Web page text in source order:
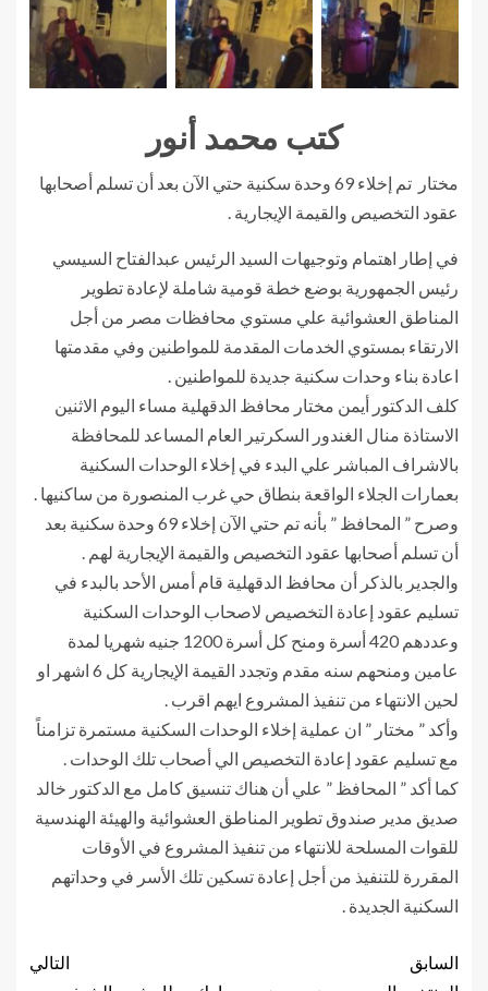
كتب محمد أنور
مختار تم إخلاء 69 وحدة سكنية حتي الآن بعد أن تسلم أصحابها
عقود التخصيص والقيمة الإيجارية .
في إطار اهتمام وتوجيهات السيد الرئيس عبدالفتاح السيسي
رئيس الجمهورية بوضع خطة قومية شاملة لإعادة تطوير
المناطق العشوائية علي مستوي محافظات مصر من أجل
الارتقاء بمستوي الخدمات المقدمة للمواطنين وفي مقدمتها
اعادة بناء وحدات سكنية جديدة للمواطنين .
كلف الدكتور أيمن مختار محافظ الدقهلية مساء اليوم الاثنين
الاستاذة منال الغندور السكرتير العام المساعد للمحافظة
بالاشراف المباشر علي البدء في إخلاء الوحدات السكنية
بعمارات الجلاء الواقعة بنطاق حي غرب المنصورة من ساكنيها .
وصرح ” المحافظ ” بأنه تم حتي الآن إخلاء 69 وحدة سكنية بعد
أن تسلم أصحابها عقود التخصيص والقيمة الإيجارية لهم .
والجدير بالذكر أن محافظ الدقهلية قام أمس الأحد بالبدء في
تسليم عقود إعادة التخصيص لاصحاب الوحدات السكنية
وعددهم 420 أسرة ومنح كل أسرة 1200 جنيه شهريا لمدة
عامين ومنحهم سنه مقدم وتجدد القيمة الإيجارية كل 6 اشهر او
لحين الانتهاء من تنفيذ المشروع ايهم اقرب .
وأكد ” مختار ” ان عملية إخلاء الوحدات السكنية مستمرة تزامناً
مع تسليم عقود إعادة التخصيص الي أصحاب تلك الوحدات .
كما أكد ” المحافظ ” علي أن هناك تنسيق كامل مع الدكتور خالد
صديق مدير صندوق تطوير المناطق العشوائية والهيئة الهندسية
للقوات المسلحة للانتهاء من تنفيذ المشروع في الأوقات
المقررة للتنفيذ من أجل إعادة تسكين تلك الأسر في وحداتهم
السكنية الجديدة .
السابق
التالي